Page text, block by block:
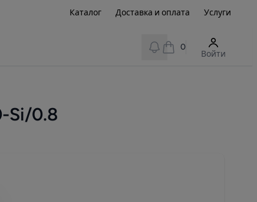
Каталог Доставка и оплата Услуги
View notifications
0
Войти
Si/0.8